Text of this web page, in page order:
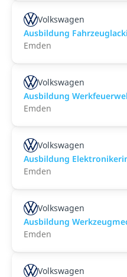
Volkswagen
Ausbildung
Emden
Volkswagen
Ausbildung
Emden
Volkswagen
Ausbildung
Emden
Volkswagen
Ausbildung
Emden
Volkswagen